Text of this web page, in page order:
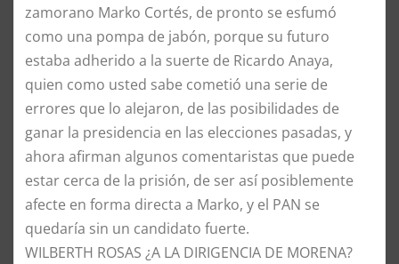
zamorano Marko Cortés, de pronto se esfumó
como una pompa de jabón, porque su futuro
estaba adherido a la suerte de Ricardo Anaya,
quien como usted sabe cometió una serie de
errores que lo alejaron, de las posibilidades de
ganar la presidencia en las elecciones pasadas, y
ahora afirman algunos comentaristas que puede
estar cerca de la prisión, de ser así posiblemente
afecte en forma directa a Marko, y el PAN se
quedaría sin un candidato fuerte.
WILBERTH ROSAS ¿A LA DIRIGENCIA DE MORENA?